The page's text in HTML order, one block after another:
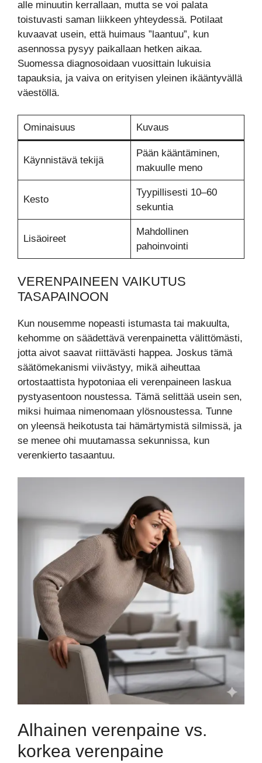
alle minuutin kerrallaan, mutta se voi palata
toistuvasti saman liikkeen yhteydessä. Potilaat
kuvaavat usein, että huimaus ”laantuu”, kun
asennossa pysyy paikallaan hetken aikaa.
Suomessa diagnosoidaan vuosittain lukuisia
tapauksia, ja vaiva on erityisen yleinen ikääntyvällä
väestöllä.
Ominaisuus Kuvaus
Käynnistävä tekijä
Pään kääntäminen,
makuulle meno
Kesto
Tyypillisesti 10–60
sekuntia
Lisäoireet
Mahdollinen
pahoinvointi
VERENPAINEEN VAIKUTUS
TASAPAINOON
Kun nousemme nopeasti istumasta tai makuulta,
kehomme on säädettävä verenpainetta välittömästi,
jotta aivot saavat riittävästi happea. Joskus tämä
säätömekanismi viivästyy, mikä aiheuttaa
ortostaattista hypotoniaa eli verenpaineen laskua
pystyasentoon noustessa. Tämä selittää usein sen,
miksi huimaa nimenomaan ylösnoustessa. Tunne
on yleensä heikotusta tai hämärtymistä silmissä, ja
se menee ohi muutamassa sekunnissa, kun
verenkierto tasaantuu.
Alhainen verenpaine vs.
korkea verenpaine